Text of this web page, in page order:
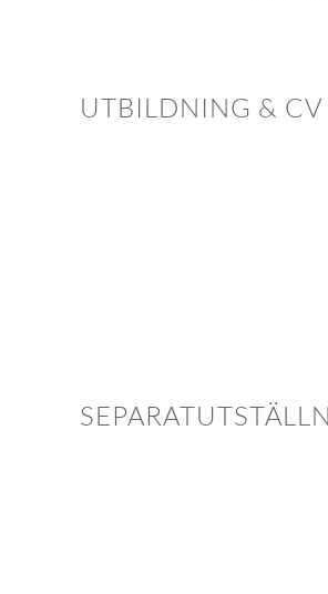
UTBILDNING & CV